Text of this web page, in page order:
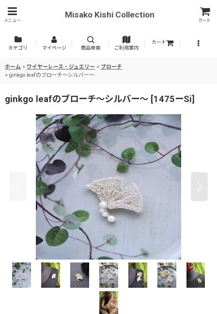
メニュー
Misako Kishi Collection
カート
カテゴリ マイページ 商品検索 ご利用案内
カート
ホーム > ワイヤーレース・ジュエリー > ブローチ
> ginkgo leafのブローチ〜シルバー〜
ginkgo leafのブローチ〜シルバー〜 [1475ーSi]